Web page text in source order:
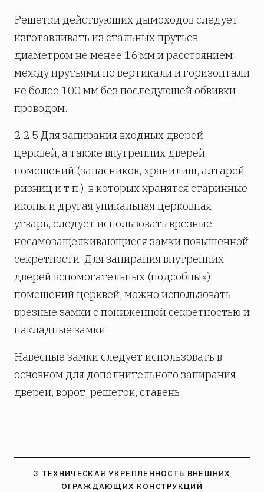
Решетки действующих дымоходов следует
изготавливать из стальных прутьев
диаметром не менее 16 мм и расстоянием
между прутьями по вертикали и горизонтали
не более 100 мм без последующей обвивки
проводом.
2.2.5 Для запирания входных дверей
церквей, а также внутренних дверей
помещений (запасников, хранилищ, алтарей,
ризниц и т.п.), в которых хранятся старинные
иконы и другая уникальная церковная
утварь, следует использовать врезные
несамозащелкивающиеся замки повышенной
секретности. Для запирания внутренних
дверей вспомогательных (подсобных)
помещений церквей, можно использовать
врезные замки с пониженной секретностью и
накладные замки.
Навесные замки следует использовать в
основном для дополнительного запирания
дверей, ворот, решеток, ставень.
3 ТЕХНИЧЕСКАЯ УКРЕПЛЕННОСТЬ ВНЕШНИХ
ОГРАЖДАЮЩИХ КОНСТРУКЦИЙ